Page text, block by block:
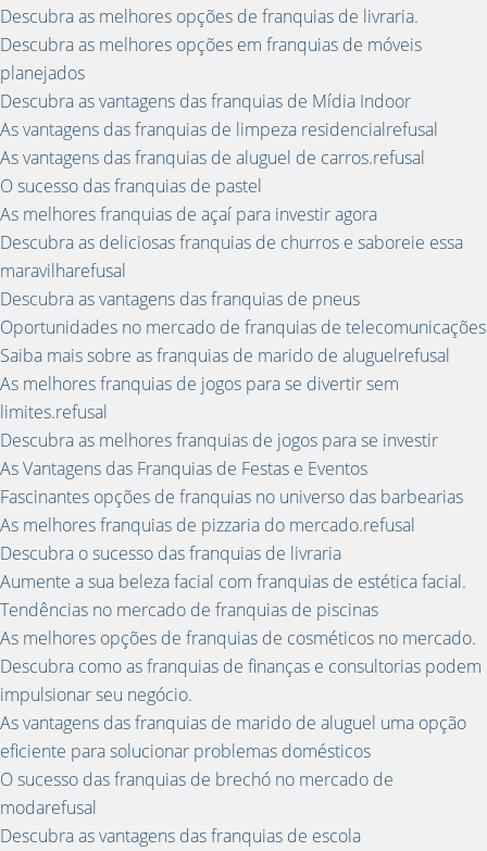
Descubra as melhores opções de franquias de livraria.
Descubra as melhores opções em franquias de móveis
planejados
Descubra as vantagens das franquias de Mídia Indoor
As vantagens das franquias de limpeza residencialrefusal
As vantagens das franquias de aluguel de carros.refusal
O sucesso das franquias de pastel
As melhores franquias de açaí para investir agora
Descubra as deliciosas franquias de churros e saboreie essa
maravilharefusal
Descubra as vantagens das franquias de pneus
Oportunidades no mercado de franquias de telecomunicações
Saiba mais sobre as franquias de marido de aluguelrefusal
As melhores franquias de jogos para se divertir sem
limites.refusal
Descubra as melhores franquias de jogos para se investir
As Vantagens das Franquias de Festas e Eventos
Fascinantes opções de franquias no universo das barbearias
As melhores franquias de pizzaria do mercado.refusal
Descubra o sucesso das franquias de livraria
Aumente a sua beleza facial com franquias de estética facial.
Tendências no mercado de franquias de piscinas
As melhores opções de franquias de cosméticos no mercado.
Descubra como as franquias de finanças e consultorias podem
impulsionar seu negócio.
As vantagens das franquias de marido de aluguel uma opção
eficiente para solucionar problemas domésticos
O sucesso das franquias de brechó no mercado de
modarefusal
Descubra as vantagens das franquias de escola